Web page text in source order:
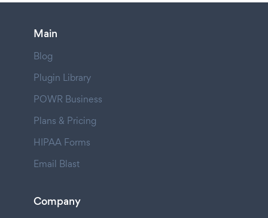
Main
Blog
Plugin Library
POWR Business
Plans & Pricing
HIPAA Forms
Email Blast
Company